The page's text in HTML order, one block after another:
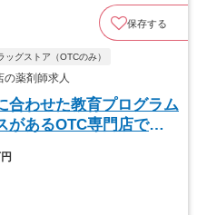
保存する
ッグストア（OTCのみ）
薬剤師求人
合わせた教育プログラム
があるOTC専門店で